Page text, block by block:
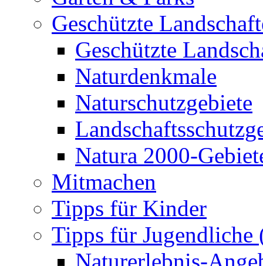
Geschützte
Geschützte
Naturdenkmale
Naturschutzgebiete
Natura 2000-
Mitmachen
Tipps für Kinder
Tipps für Jugendliche
Naturerlebnis-